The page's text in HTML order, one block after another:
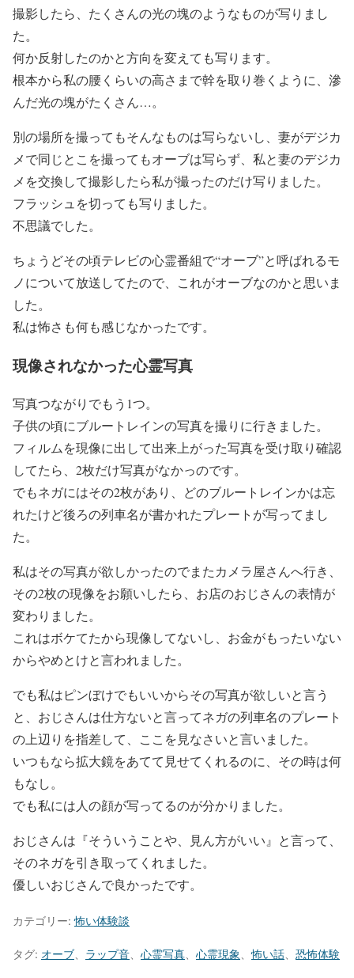
撮影したら、たくさんの光の塊のようなものが写りまし
た。
何か反射したのかと方向を変えても写ります。
根本から私の腰くらいの高さまで幹を取り巻くように、滲
んだ光の塊がたくさん…。
別の場所を撮ってもそんなものは写らないし、妻がデジカ
メで同じとこを撮ってもオーブは写らず、私と妻のデジカ
メを交換して撮影したら私が撮ったのだけ写りました。
フラッシュを切っても写りました。
不思議でした。
ちょうどその頃テレビの心霊番組で“オーブ”と呼ばれるモ
ノについて放送してたので、これがオーブなのかと思いま
した。
私は怖さも何も感じなかったです。
現像されなかった心霊写真
写真つながりでもう1つ。
子供の頃にブルートレインの写真を撮りに行きました。
フィルムを現像に出して出来上がった写真を受け取り確認
してたら、2枚だけ写真がなかっのです。
でもネガにはその2枚があり、どのブルートレインかは忘
れたけど後ろの列車名が書かれたプレートが写ってまし
た。
私はその写真が欲しかったのでまたカメラ屋さんへ行き、
その2枚の現像をお願いしたら、お店のおじさんの表情が
変わりました。
これはボケてたから現像してないし、お金がもったいない
からやめとけと言われました。
でも私はピンぼけでもいいからその写真が欲しいと言う
と、おじさんは仕方ないと言ってネガの列車名のプレート
の上辺りを指差して、ここを見なさいと言いました。
いつもなら拡大鏡をあてて見せてくれるのに、その時は何
もなし。
でも私には人の顔が写ってるのが分かりました。
おじさんは『そういうことや、見ん方がいい』と言って、
そのネガを引き取ってくれました。
優しいおじさんで良かったです。
カテゴリー:怖い体験談
タグ: オーブ ラップ音 心霊写真 心霊現象 、怖い話 恐怖体験